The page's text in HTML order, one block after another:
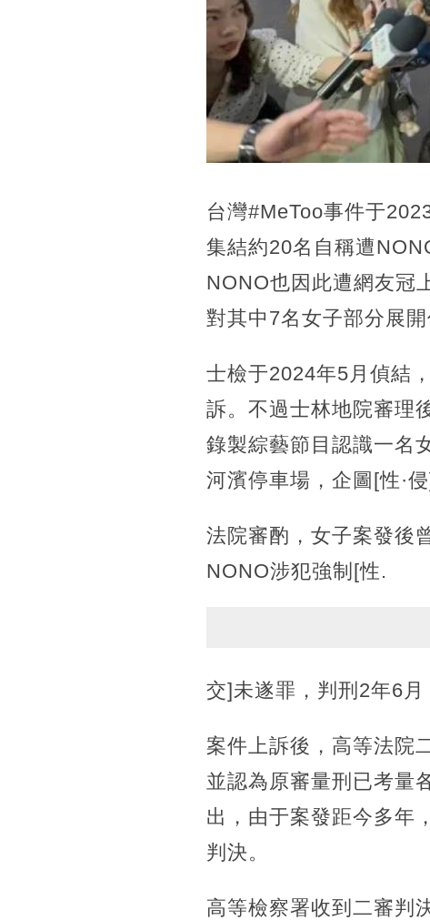
台灣#MeToo事件于
集結約20名自稱遭
NONO也因此遭網友冠
對其中7名女子部分展開
士檢于2024年5月偵結
訴。不過士林地院審理
錄製綜藝節目認識一名
河濱停車場，企圖[性·侵
法院審酌，女子案發後
NONO涉犯強制[性.
交]未遂罪，判刑2年6月
案件上訴後，高等法院
並認為原審量刑已考量
出，由于案發距今多年
判決。
高等檢察署收到二審判